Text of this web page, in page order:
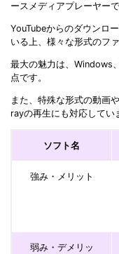
ースメディアプレーヤーで
YouTubeからのダウンロー
いる上、様々な形式のフ
最大の魅力は、Windows
点です。
また、特殊な形式の動画
rayの再生にも対応してい
ソフト名
強み・メリット
弱み・デメリッ